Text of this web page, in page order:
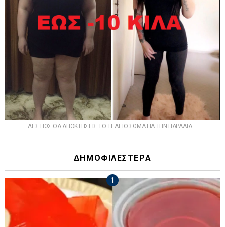
ΔΕΣ ΠΩΣ ΘΑ ΑΠΟΚΤΗΣΕΙΣ ΤΟ ΤΕΛΕΙΟ ΣΩΜΑ ΓΙΑ ΤΗΝ ΠΑΡΑΛΙΑ
ΔΗΜΟΦΙΛΕΣΤΕΡΑ